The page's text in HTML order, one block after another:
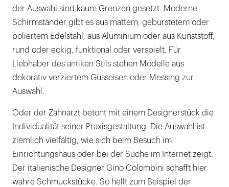
der Auswahl sind kaum Grenzen gesetzt. Moderne
Schirmständer gibt es aus mattem, gebürstetem oder
poliertem Edelstahl, aus Aluminium oder aus Kunststoff,
rund oder eckig, funktional oder verspielt. Für
Liebhaber des antiken Stils stehen Modelle aus
dekorativ verziertem Gusseisen oder Messing zur
Auswahl.
Oder der Zahnarzt betont mit einem Designerstück die
Individualität seiner Praxisgestaltung. Die Auswahl ist
ziemlich vielfältig, wie sich beim Besuch im
Einrichtungshaus oder bei der Suche im Internet zeigt.
Der italienische Designer Gino Colombini schafft hier
wahre Schmuckstücke. So hellt zum Beispiel der